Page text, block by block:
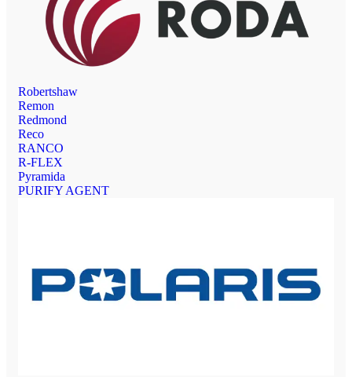
Robertshaw
Remon
Redmond
Reco
RANCO
R-FLEX
Pyramida
PURIFY AGENT